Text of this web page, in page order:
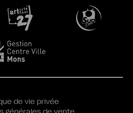
de vie privée